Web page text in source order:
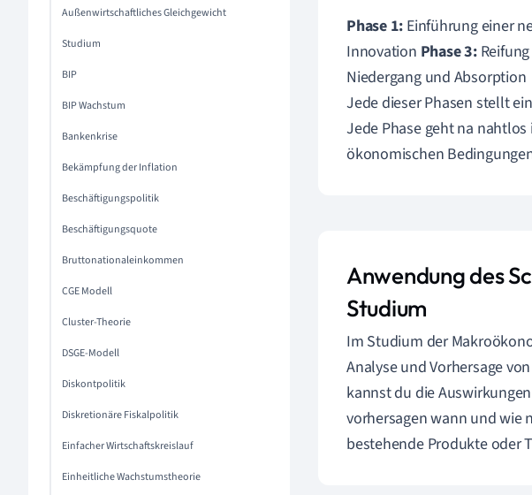
Außenwirtschaftliches Gleichgewicht
Studium
BIP
BIP Wachstum
Bankenkrise
Bekämpfung der Inflation
Beschäftigungspolitik
Beschäftigungsquote
Bruttonationaleinkommen
CGE Modell
Cluster-Theorie
DSGE-Modell
Diskontpolitik
Diskretionäre Fiskalpolitik
Einfacher Wirtschaftskreislauf
Einheitliche Wachstumstheorie
Phase 1: Einführung einer
Innovation Phase 3:
Niedergang und Absorption
Jede dieser Phasen stellt
Jede Phase geht na
ökonomischen
Anwendung des
Studium
Im Studium der
Analyse und Vorhersage
kannst du die
vorhersagen wann und wie
bestehende Produkte oder